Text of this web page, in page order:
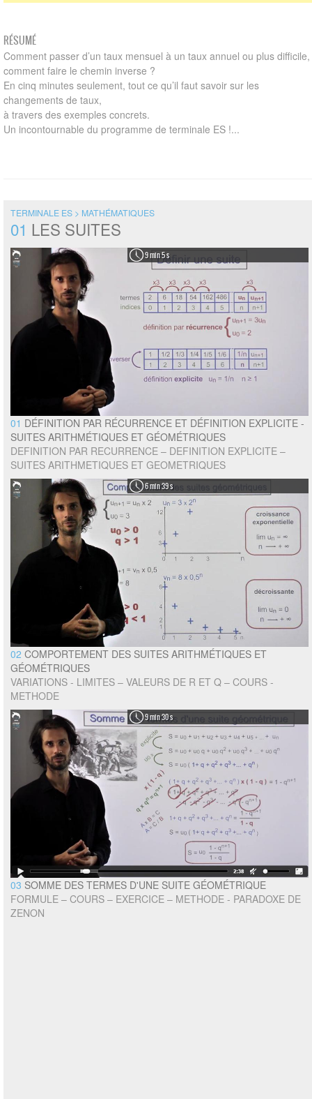
RÉSUMÉ
Comment passer d’un taux mensuel à un taux annuel ou plus difficile,
comment faire le chemin inverse ?
En cinq minutes seulement, tout ce qu’il faut savoir sur les
changements de taux,
à travers des exemples concrets.
Un incontournable du programme de terminale ES !...
TERMINALE ES > MATHÉMATIQUES
01 LES SUITES
9 min 5 s
01 DÉFINITION PAR RÉCURRENCE ET DÉFINITION EXPLICITE -
SUITES ARITHMÉTIQUES ET GÉOMÉTRIQUES
DEFINITION PAR RECURRENCE – DEFINITION EXPLICITE –
SUITES ARITHMETIQUES ET GEOMETRIQUES
6 min 39 s
02 COMPORTEMENT DES SUITES ARITHMÉTIQUES ET
GÉOMÉTRIQUES
VARIATIONS - LIMITES – VALEURS DE R ET Q – COURS -
METHODE
9 min 30 s
03 SOMME DES TERMES D'UNE SUITE GÉOMÉTRIQUE
FORMULE – COURS – EXERCICE – METHODE - PARADOXE DE
ZENON